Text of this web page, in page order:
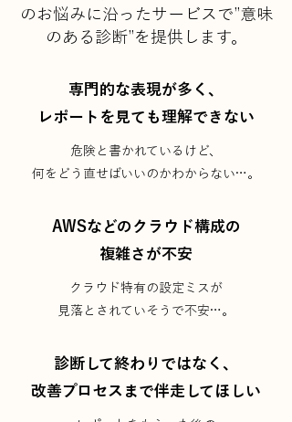
のお悩みに沿ったサービスで”意味
のある診断”を提供します。
専門的な表現が多く、
​レポートを見ても理解できない
危険と書かれているけど、
​何をどう直せばいいのかわからない…。
AWSなどのクラウド構成の
複雑さが不安
クラウド特有の設定ミスが
見落とされていそうで不安…。
診断して終わりではなく、
​改善プロセスまで伴走してほしい